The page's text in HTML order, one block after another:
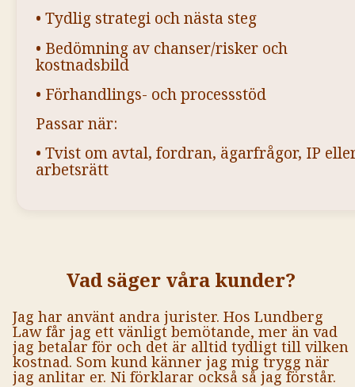
• Tydlig strategi och nästa steg
• Bedömning av chanser/risker och
kostnadsbild
• Förhandlings- och processstöd
Passar när:
• Tvist om avtal, fordran, ägarfrågor, IP
arbetsrätt
Vad säger våra kunder?
Jag har använt andra jurister. Hos Lundberg
Law får jag ett vänligt bemötande, mer än vad
jag betalar för och det är alltid tydligt till vilken
kostnad. Som kund känner jag mig trygg när
jag anlitar er. Ni förklarar också så jag förstår.